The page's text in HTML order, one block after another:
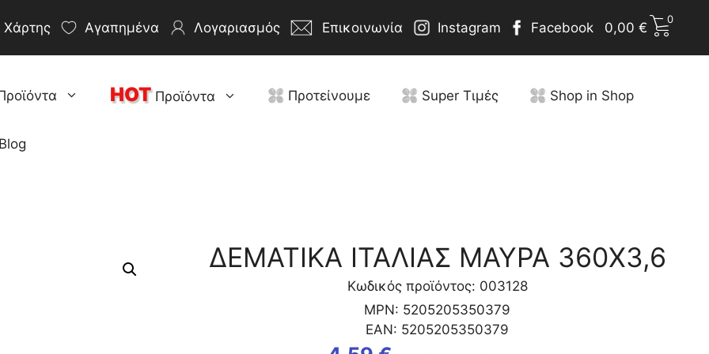
Χάρτης Αγαπημένα Λογαριασμός Επικοινωνία Instagram Facebook 0,00 €
0
HOTΠροϊόντα Προτείνουμε Super Τιμές Shop in Shop
Blog
ΔΕΜΑΤΙΚΑ ΙΤΑΛΙΑΣ ΜΑΥΡΑ 360Χ3,6
Κωδικός προϊόντος: 003128
MPN: 5205205350379
EAN: 5205205350379